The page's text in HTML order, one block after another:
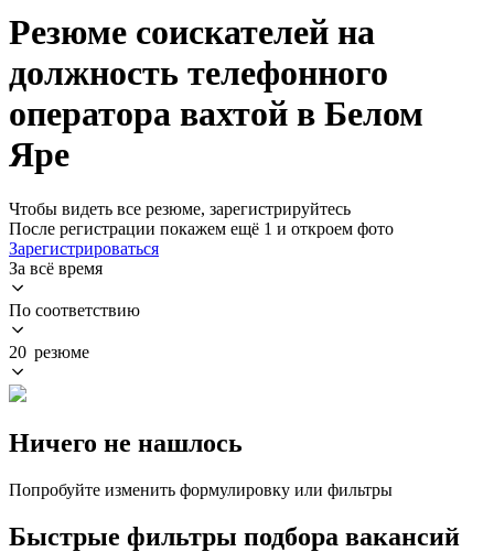
Резюме соискателей на
должность телефонного
оператора вахтой в Белом
Яре
Чтобы видеть все резюме, зарегистрируйтесь
После регистрации покажем ещё 1 и откроем фото
Зарегистрироваться
За всё время
По соответствию
20 резюме
Ничего не нашлось
Попробуйте изменить формулировку или фильтры
Быстрые фильтры подбора вакансий